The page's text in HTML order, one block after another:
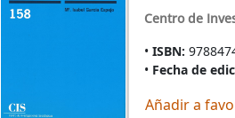
Centro de
ISBN:
Fecha de
Añadir a